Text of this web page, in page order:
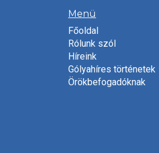
Menü
Főoldal
Rólunk szól
Híreink
Gólyahíres történetek
Örökbefogadóknak